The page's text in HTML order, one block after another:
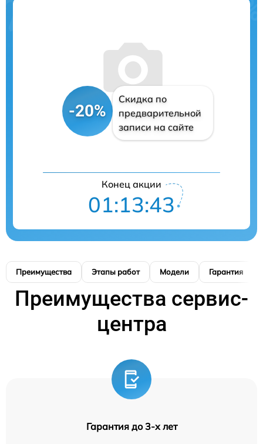
-20%
Скидка по
предварительной
записи на сайте
Конец акции
01:13:42
Преимущества Этапы работ Модели Гарантия
Преимущества сервис-
центра
Гарантия до 3-х лет